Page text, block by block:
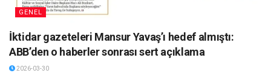
GENEL
İktidar gazeteleri Mansur Yavaş’ı hedef almıştı:
ABB’den o haberler sonrası sert açıklama
2026-03-30